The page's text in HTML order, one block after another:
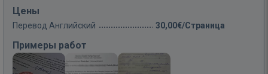
Цены
Перевод Английский 30,00€/Страница
Примеры работ